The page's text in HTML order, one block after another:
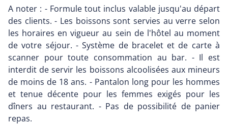
A noter : - Formule tout inclus valable jusqu'au départ
des clients. - Les boissons sont servies au verre selon
les horaires en vigueur au sein de l'hôtel au moment
de votre séjour. - Système de bracelet et de carte à
scanner pour toute consommation au bar. - Il est
interdit de servir les boissons alcoolisées aux mineurs
de moins de 18 ans. - Pantalon long pour les hommes
et tenue décente pour les femmes exigés pour les
dîners au restaurant. - Pas de possibilité de panier
repas.